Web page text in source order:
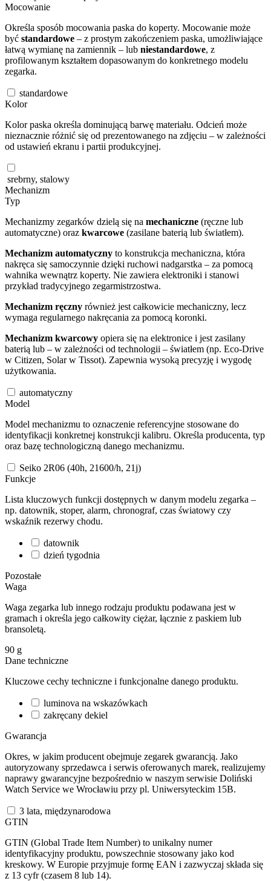
Mocowanie
Określa sposób mocowania paska do koperty. Mocowanie może
być standardowe – z prostym zakończeniem paska, umożliwiające
łatwą wymianę na zamiennik – lub niestandardowe, z
profilowanym kształtem dopasowanym do konkretnego modelu
zegarka.
standardowe
Kolor
Kolor paska określa dominującą barwę materiału. Odcień może
nieznacznie różnić się od prezentowanego na zdjęciu – w zależności
od ustawień ekranu i partii produkcyjnej.
srebrny, stalowy
Mechanizm
Typ
Mechanizmy zegarków dzielą się na mechaniczne (ręczne lub
automatyczne) oraz kwarcowe (zasilane baterią lub światłem).
Mechanizm automatyczny to konstrukcja mechaniczna, która
nakręca się samoczynnie dzięki ruchowi nadgarstka – za pomocą
wahnika wewnątrz koperty. Nie zawiera elektroniki i stanowi
przykład tradycyjnego zegarmistrzostwa.
Mechanizm ręczny również jest całkowicie mechaniczny, lecz
wymaga regularnego nakręcania za pomocą koronki.
Mechanizm kwarcowy opiera się na elektronice i jest zasilany
baterią lub – w zależności od technologii – światłem (np. Eco-Drive
w Citizen, Solar w Tissot). Zapewnia wysoką precyzję i wygodę
użytkowania.
automatyczny
Model
Model mechanizmu to oznaczenie referencyjne stosowane do
identyfikacji konkretnej konstrukcji kalibru. Określa producenta, typ
oraz bazę technologiczną danego mechanizmu.
Seiko 2R06 (40h, 21600/h, 21j)
Funkcje
Lista kluczowych funkcji dostępnych w danym modelu zegarka –
np. datownik, stoper, alarm, chronograf, czas światowy czy
wskaźnik rezerwy chodu.
datownik
dzień tygodnia
Pozostałe
Waga
Waga zegarka lub innego rodzaju produktu podawana jest w
gramach i określa jego całkowity ciężar, łącznie z paskiem lub
bransoletą.
90 g
Dane techniczne
Kluczowe cechy techniczne i funkcjonalne danego produktu.
luminova na wskazówkach
zakręcany dekiel
Gwarancja
Okres, w jakim producent obejmuje zegarek gwarancją. Jako
autoryzowany sprzedawca i serwis oferowanych marek, realizujemy
naprawy gwarancyjne bezpośrednio w naszym serwisie Doliński
Watch Service we Wrocławiu przy pl. Uniwersyteckim 15B.
3 lata, międzynarodowa
GTIN
GTIN (Global Trade Item Number) to unikalny numer
identyfikacyjny produktu, powszechnie stosowany jako kod
kreskowy. W Europie przyjmuje formę EAN i zazwyczaj składa się
z 13 cyfr (czasem 8 lub 14).